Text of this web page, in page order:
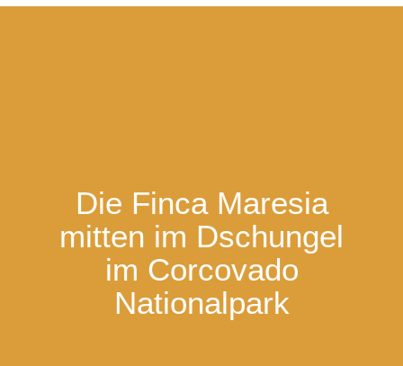
Die Finca Maresia
mitten im Dschungel
im Corcovado
Nationalpark